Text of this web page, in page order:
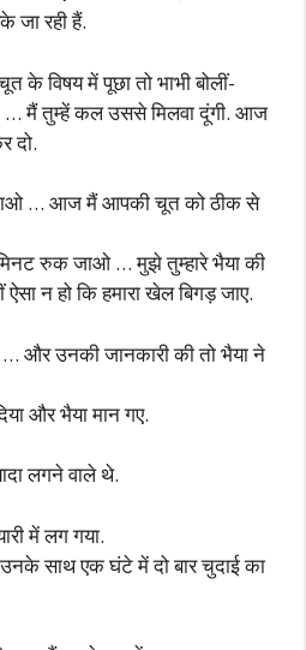
जा रही हैं.
के विषय में पूछा तो भाभी बोलीं-
… मैं तुम्हें कल उससे मिलवा दूंगी. आज
दो.
… आज मैं आपकी चूत को ठीक से
रुक जाओ … मुझे तुम्हारे भैया की
न हो कि हमारा खेल बिगड़ जाए.
… और उनकी जानकारी की तो भैया ने
और भैया मान गए.
लगने वाले थे.
में लग गया.
साथ एक घंटे में दो बार चुदाई का